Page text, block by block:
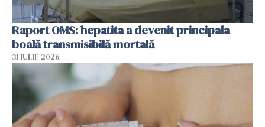
Raport OMS: hepatita a devenit principala
boală transmisibilă mortală
31 IULIE 2026